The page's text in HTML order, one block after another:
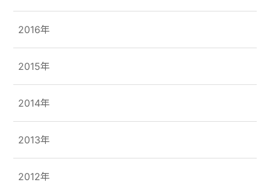
2016年
2015年
2014年
2013年
2012年